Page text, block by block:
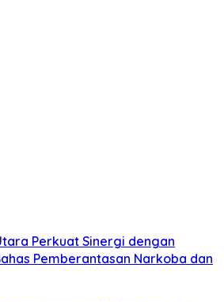
Perkuat Sinergi dengan
Pemberantasan Narkoba dan